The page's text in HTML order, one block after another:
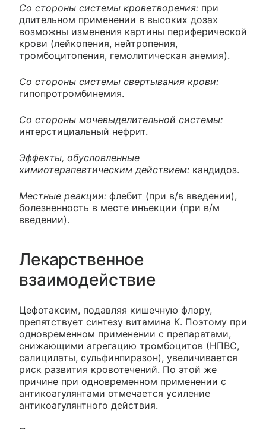
Со стороны системы кроветворения: при
длительном применении в высоких дозах
возможны изменения картины периферической
крови (лейкопения, нейтропения,
тромбоцитопения, гемолитическая анемия).
Со стороны системы свертывания крови:
гипопротромбинемия.
Со стороны мочевыделительной системы:
интерстициальный нефрит.
Эффекты, обусловленные
химиотерапевтическим действием: кандидоз.
Местные реакции: флебит (при в/в введении),
болезненность в месте инъекции (при в/м
введении).
Лекарственное
взаимодействие
Цефотаксим, подавляя кишечную флору,
препятствует синтезу витамина К. Поэтому при
одновременном применении с препаратами,
снижающими агрегацию тромбоцитов (НПВС,
салицилаты, сульфинпиразон), увеличивается
риск развития кровотечений. По этой же
причине при одновременном применении с
антикоагулянтами отмечается усиление
антикоагулянтного действия.